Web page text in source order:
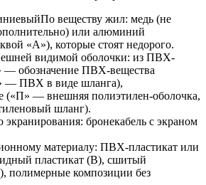
По веществу жил: медь (не
или алюминий
«А»), которые стоят недорого.
видимой оболочки: из ПВХ-
— обозначение ПВХ-вещества
— ПВХ в виде шланга),
(«П» — внешняя полиэтилен-оболочка,
шланг).
бронекабель с экраном
материалу: ПВХ-пластикат или
пластикат (В), сшитый
полимерные композиции без